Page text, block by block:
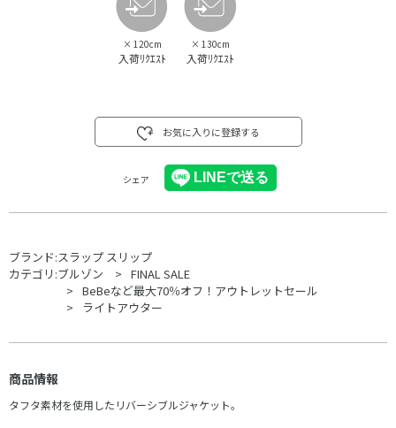
× 120cm
入荷ﾘｸｴｽﾄ
× 130cm
入荷ﾘｸｴｽﾄ
お気に入りに登録する
シェア
ブランド:スラップ スリップ
カテゴリ:ブルゾン
FINAL SALE
BeBeなど最大70％オフ！アウトレットセール
ライトアウター
商品情報
タフタ素材を使用したリバーシブルジャケット。